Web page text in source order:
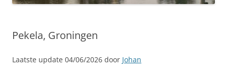
Pekela, Groningen
Laatste update 04/06/2026 door Johan